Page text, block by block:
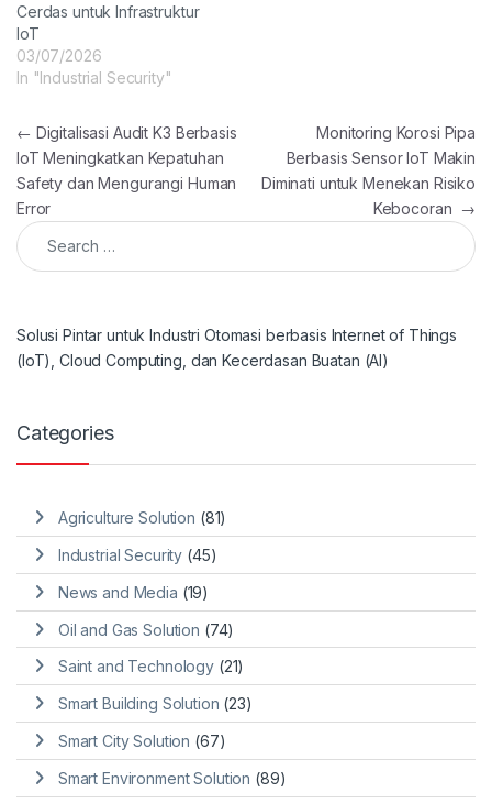
Cerdas untuk Infrastruktur
IoT
03/07/2026
In "Industrial Security"
Post navigation
← Digitalisasi Audit K3 Berbasis
IoT Meningkatkan Kepatuhan
Safety dan Mengurangi Human
Error
Monitoring Korosi Pipa
Berbasis Sensor IoT Makin
Diminati untuk Menekan Risiko
Kebocoran →
Search for:
Solusi Pintar untuk Industri Otomasi berbasis Internet of Things
(IoT), Cloud Computing, dan Kecerdasan Buatan (AI)
Categories
Agriculture Solution (81)
Industrial Security (45)
News and Media (19)
Oil and Gas Solution (74)
Saint and Technology (21)
Smart Building Solution (23)
Smart City Solution (67)
Smart Environment Solution (89)